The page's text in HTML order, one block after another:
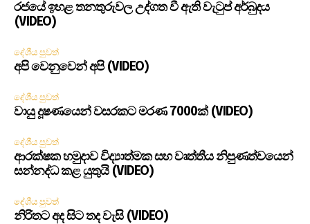
රජයේ ඉහළ තනතුරුවල උද්ගත වී ඇති වැටුප් අර්බුදය
(VIDEO)
දේශීය පුවත්
අපි වෙනුවෙන් අපි (VIDEO)
දේශීය පුවත්
වායු දූෂණයෙන් වසරකට මරණ 7000ක් (VIDEO)
දේශීය පුවත්
ආරක්ෂක හමුදාව විද්‍යාත්මක සහ වෘත්තීය නිපුණත්වයෙන්
සන්නද්ධ කළ යුතුයි (VIDEO)
දේශීය පුවත්
නිරිතට අද සිට තද වැසි (VIDEO)